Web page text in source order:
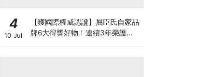
4
10 Jul
【獲國際權威認證】屈臣氏自家品
牌6大得獎好物！連續3年榮護